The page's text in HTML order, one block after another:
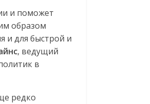
и поможет
образом
и для быстрой и
, ведущий
в
редко